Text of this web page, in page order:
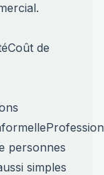
de
personnes
simples